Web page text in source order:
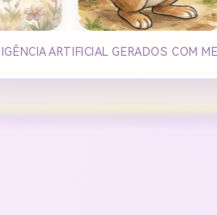
ARTIFICIAL GERADOS COM